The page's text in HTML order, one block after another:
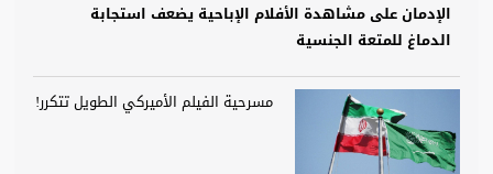
الإدمان على مشاهدة الأفلام الإباحية يضعف استجابة
الدماغ للمتعة الجنسية
مسرحية الفيلم الأميركي الطويل تتكرر!